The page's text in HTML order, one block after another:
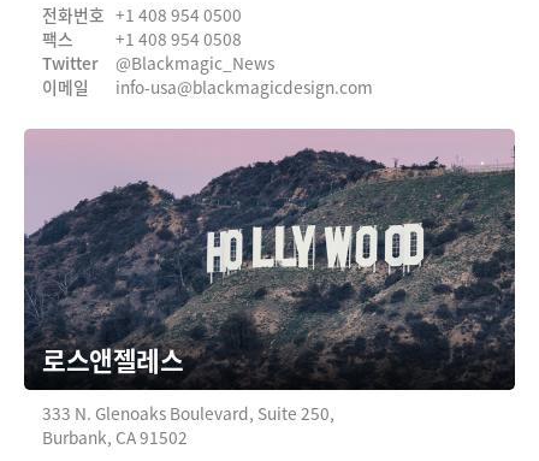
New Zealand
Norway
Portugal
Singapore
South Africa
Spain
Sweden
Chinese Taipei
전화번호
팩스
Twitter
이메일
+1 408 954 0500
+1 408 954 0508
@Blackmagic_News
info-usa@blackmagicdesign.com
로스앤젤레스
333 N. Glenoaks Boulevard, Suite 250,
Burbank, CA 91502